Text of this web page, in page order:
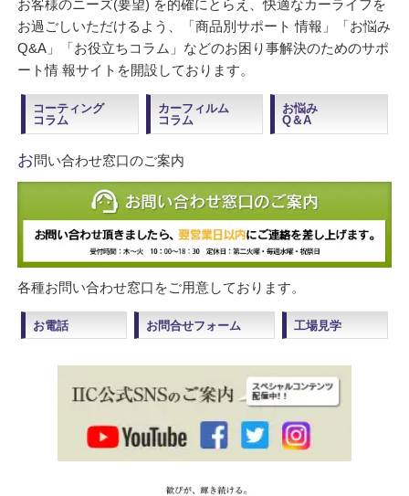
お客様のニーズ(要望) を的確にとらえ、快適なカーライフを
お過ごしいただけるよう、「商品別サポート 情報」「お悩み
Q&A」「お役立ちコラム」などのお困り事解決のためのサポ
ート情 報サイトを開設しております。
コーティング
コラム
カーフィルム
コラム
お悩み
Q＆A
お問い合わせ窓口のご案内
各種お問い合わせ窓口をご用意しております。
お電話 お問合せフォーム 工場見学